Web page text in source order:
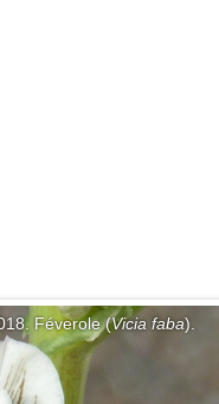
Féverole (Vicia faba).